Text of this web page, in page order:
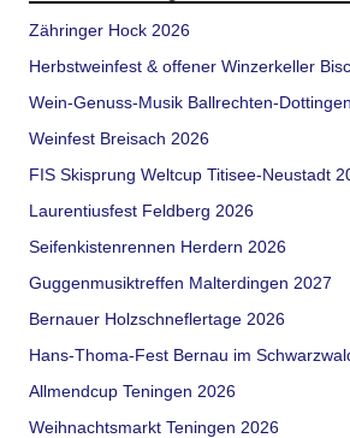
Zähringer Hock 2026
Herbstweinfest & offener Winzerkeller
Wein-Genuss-Musik Ballrechten-
Weinfest Breisach 2026
FIS Skisprung Weltcup Titisee-Neustadt
Laurentiusfest Feldberg 2026
Seifenkistenrennen Herdern 2026
Guggenmusiktreffen Malterdingen 2027
Bernauer Holzschneflertage 2026
Hans-Thoma-Fest Bernau im
Allmendcup Teningen 2026
Weihnachtsmarkt Teningen 2026